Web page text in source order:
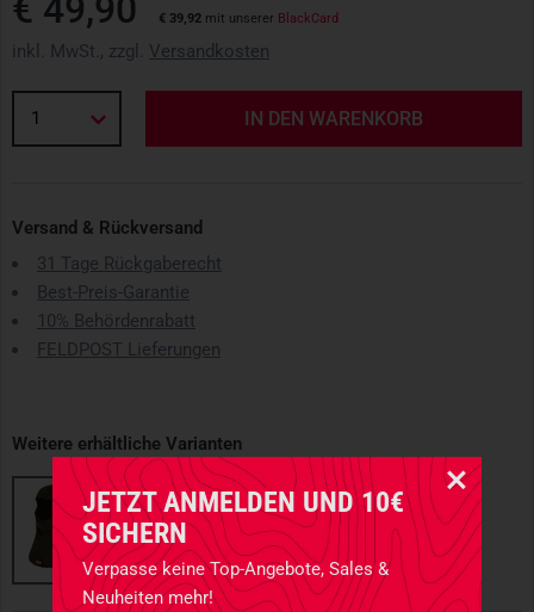
JETZT ANMELDEN UND 10€
SICHERN
Verpasse keine Top-Angebote, Sales &
Neuheiten mehr!
€ 49,90 € 39,92 mit unserer BlackCard
inkl. MwSt., zzgl. Versandkosten
1 IN DEN WARENKORB
Versand & Rückversand
31 Tage Rückgaberecht
Best-Preis-Garantie
10% Behördenrabatt
FELDPOST Lieferungen
Weitere erhältliche Varianten